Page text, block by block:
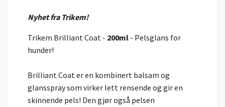
Nyhet fra Trikem!
Trikem Brilliant Coat - 200ml - Pelsglans for
hunder!
Brilliant Coat er en kombinert balsam og
glansspray som virker lett rensende og gir en
skinnende pels! Den gjør også pelsen